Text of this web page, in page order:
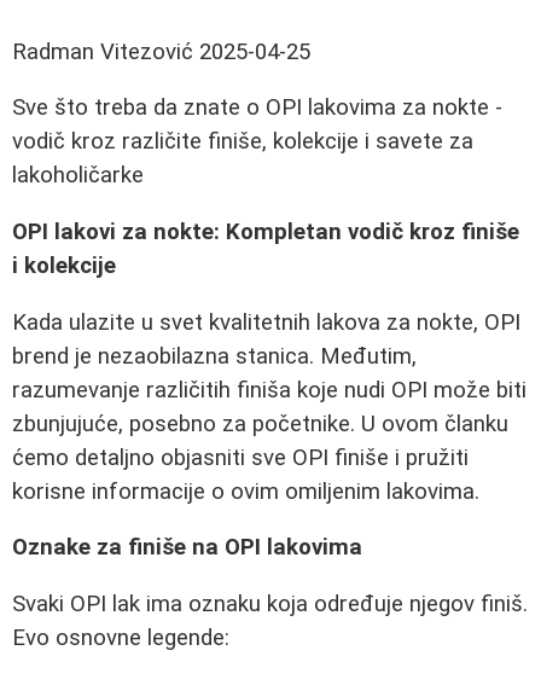
Radman Vitezović 2025-04-25
Sve što treba da znate o OPI lakovima za nokte -
vodič kroz različite finiše, kolekcije i savete za
lakoholičarke
OPI lakovi za nokte: Kompletan vodič kroz finiše
i kolekcije
Kada ulazite u svet kvalitetnih lakova za nokte, OPI
brend je nezaobilazna stanica. Međutim,
razumevanje različitih finiša koje nudi OPI može biti
zbunjujuće, posebno za početnike. U ovom članku
ćemo detaljno objasniti sve OPI finiše i pružiti
korisne informacije o ovim omiljenim lakovima.
Oznake za finiše na OPI lakovima
Svaki OPI lak ima oznaku koja određuje njegov finiš.
Evo osnovne legende: